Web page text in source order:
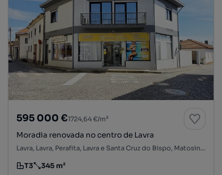
595 000 €1724,64 €/m²
Moradia renovada no centro de Lavra
Lavra, Lavra, Perafita, Lavra e Santa Cruz do Bispo, Matosinhos, Porto
Tipologia
T3
Preço por metro quadrado
345 m²